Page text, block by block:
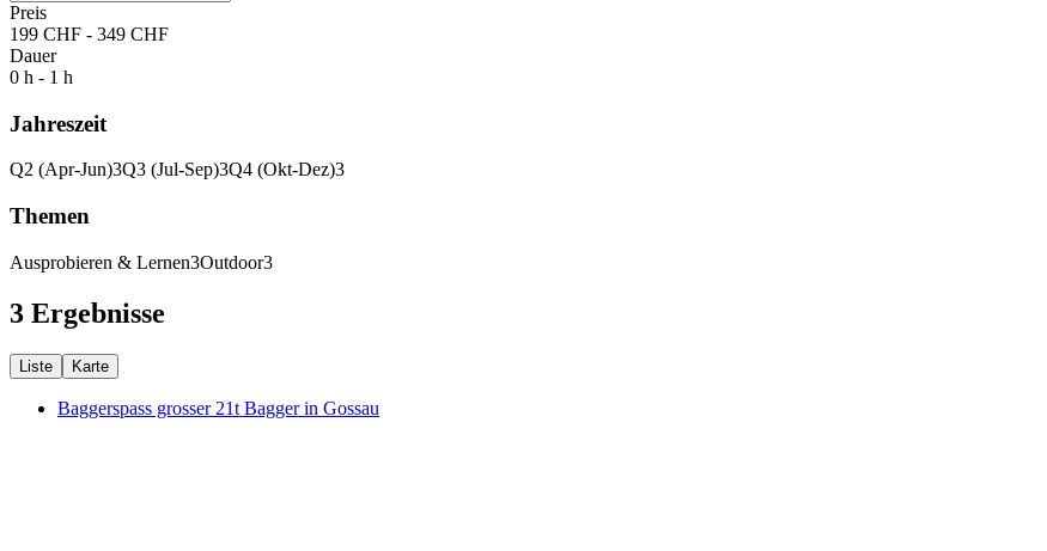
Preis
199 CHF - 349 CHF
Dauer
0 h - 1 h
Jahreszeit
Q2 (Apr-Jun)3Q3 (Jul-Sep)3Q4 (Okt-Dez)3
Themen
Ausprobieren & Lernen3Outdoor3
3 Ergebnisse
Liste Karte
Baggerspass grosser 21t Bagger in Gossau